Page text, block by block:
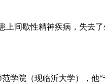
间歇性精神疾病，失去
学院（现临沂大学），他